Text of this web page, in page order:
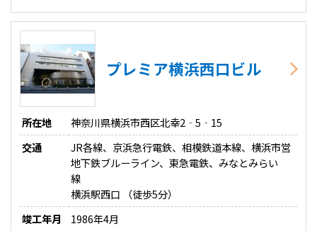
プレミア横浜西口ビル
所在地
神奈川県横浜市西区北幸2‐5‐15
交通
JR各線、京浜急行電鉄、相模鉄道本線、横浜市営
地下鉄ブルーライン、東急電鉄、みなとみらい
線
横浜駅西口 （徒歩5分）
竣工年月
1986年4月